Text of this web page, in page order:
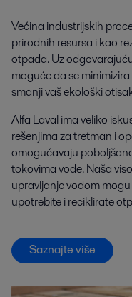
Većina industrijskih
prirodnih resursa i kao
otpada. Uz
moguće da se
smanji vaš ekološki
Alfa Laval ima veliko
rešenjima za tretman i
omogućavaju
tokovima vode. Naša
upravljanje vodom
upotrebite i reciklirate
Saznajte više